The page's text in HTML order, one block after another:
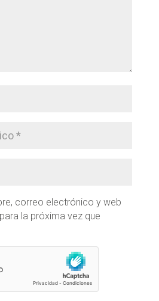
correo electrónico y web
la próxima vez que